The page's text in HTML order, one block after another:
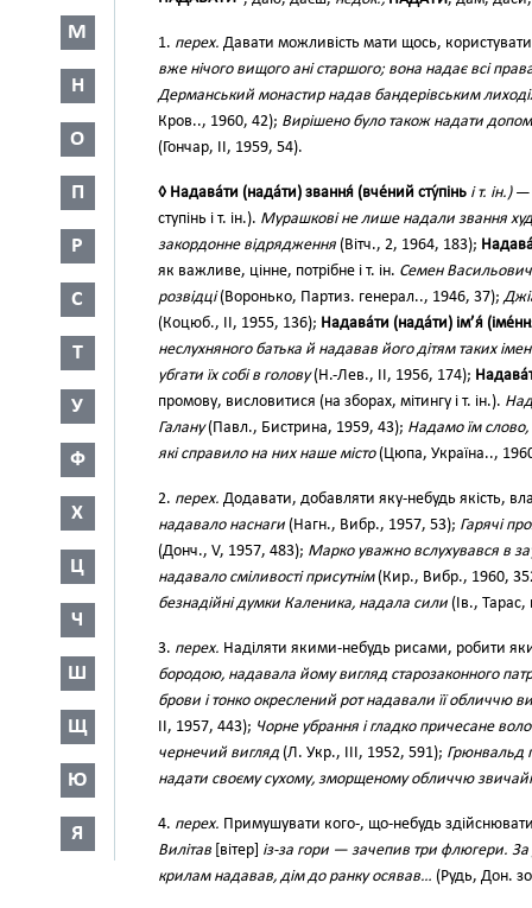
М
Н
О
П
Р
С
Т
У
Ф
Х
Ц
Ч
Ш
Щ
Ю
Я
1. перех. Давати можливість мати щось,
вже нічого вищого ані старшого; вона надає всі
Дерманський монастир надав бандерівським
Кров.., 1960, 42); Вирішено було також надати
(Гончар, II, 1959, 54).
◊ Надава́ти (нада́ти) звання́ (вче́ний сту́пінь і т. ін.)—
ступінь і т. ін.). Мурашкові не лише надали звання
закордонне відрядження (Вітч., 2, 1964, 183);
як важливе, цінне, потрібне і т. ін. Семен
розвідці(Воронько, Партиз. генерал.., 1946, 37);
(Коцюб., II, 1955, 136); Надава́ти (нада́ти) ім’я́
неслухняного батька й надавав його дітям таких
убгати їх собі в голову(Н.-Лев., II, 1956, 174);
промову, висловитися (на зборах, мітингу і т. ін.).
Галану(Павл., Бистрина, 1959, 43); Надамо їм слово,
які справило на них наше місто(Цюпа, Україна..,
2. перех. Додавати, добавляти яку-небудь якість,
надавало наснаги (Нагн., Вибр., 1957, 53); Гарячі
(Донч., V, 1957, 483); Марко уважно вслухувався в
надавало сміливості присутнім(Кир., Вибр., 1960,
безнадійні думки Каленика, надала сили (Ів.,
3. перех. Наділяти якими-небудь рисами, робити
бородою, надавала йому вигляд старозаконного
брови і тонко окреслений рот надавали її обличчю
II, 1957, 443); Чорне убрання і гладко причесане
чернечий вигляд (Л. Укр., III, 1952, 591); Грюнвальд
надати своєму сухому, зморщеному обличчю
4. перех. Примушувати кого-, що-небудь
Вилітав [вітер] із-за гори — зачепив три флюгери.
крилам надавав, дім до ранку осявав… (Рудь, Дон.